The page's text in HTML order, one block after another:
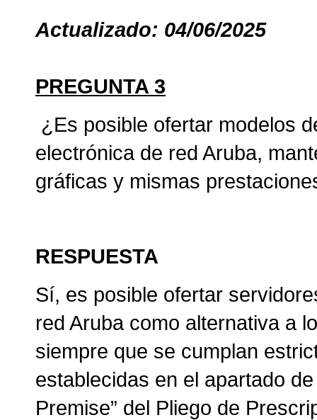
Actualizado: 04/06/2025
PREGUNTA 3
¿Es posible ofertar modelos
electrónica de red Aruba,
gráficas y mismas
RESPUESTA
Sí, es posible ofertar
red Aruba como alternativa a
siempre que se cumplan
establecidas en el apartado
Premise” del Pliego de